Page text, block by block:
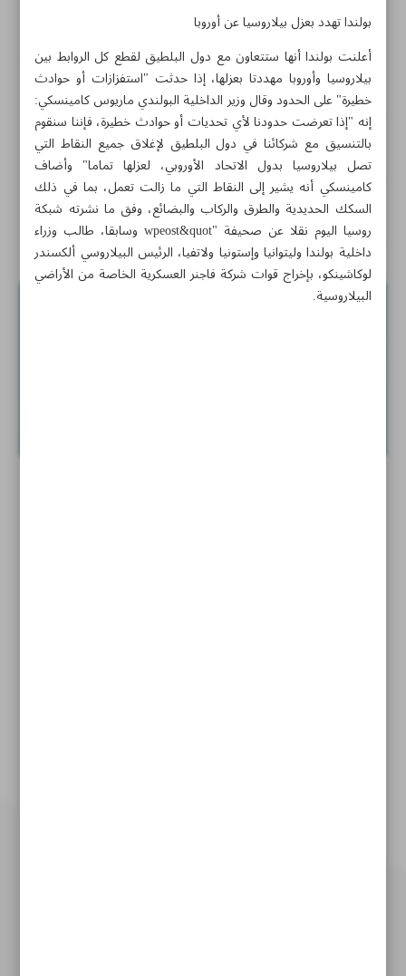
مواضيع هذه الصفحة
هل نحن أمام تشكل حلف عسكري مناوئ للسياسات الغربية
في افريقيا؟
فضيحة الدور الأوروبي بـ «محاصرة» المهاجرين في البحر
المتوسط
أخبار قصيرة
بولندا تهدد بعزل بيلاروسيا عن أوروبا
أعلنت بولندا أنها ستتعاون مع دول البلطيق لقطع كل الروابط بين
بيلاروسيا وأوروبا مهددتا بعزلها، إذا حدثت "استفزازات أو حوادث
خطيرة" على الحدود وقال وزير الداخلية البولندي ماريوس كامينسكي:
إنه "إذا تعرضت حدودنا لأي تحديات أو حوادث خطيرة، فإننا سنقوم
بالتنسيق مع شركائنا في دول البلطيق لإغلاق جميع النقاط التي
تصل بيلاروسيا بدول الاتحاد الأوروبي، لعزلها تماما" وأضاف
كامينسكي أنه يشير إلى النقاط التي ما زالت تعمل، بما في ذلك
السكك الحديدية والطرق والركاب والبضائع، وفق ما نشرته شبكة
روسيا اليوم نقلا عن صحيفة "wpeost&quot وسابقا، طالب وزراء
داخلية بولندا وليتوانيا وإستونيا ولاتفيا، الرئيس البيلاروسي ألكسندر
لوكاشينكو، بإخراج قوات شركة فاجنر العسكرية الخاصة من الأراضي
البيلاروسية.